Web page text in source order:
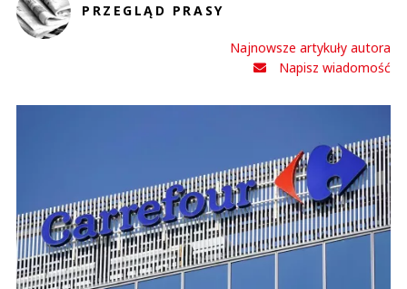
PRZEGLĄD PRASY
Najnowsze artykuły autora
Napisz wiadomość